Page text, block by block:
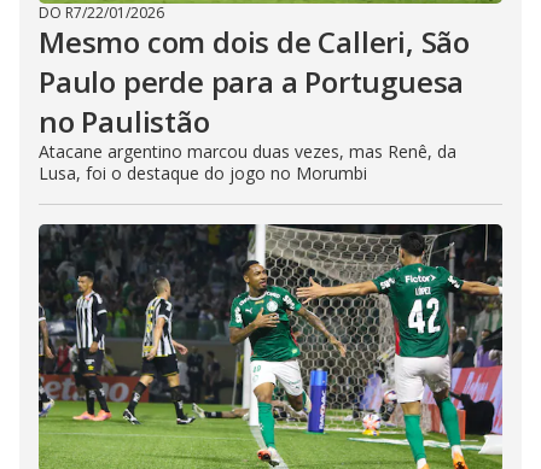
DO R7/22/01/2026
Mesmo com dois de Calleri, São
Paulo perde para a Portuguesa
no Paulistão
Atacane argentino marcou duas vezes, mas Renê, da
Lusa, foi o destaque do jogo no Morumbi